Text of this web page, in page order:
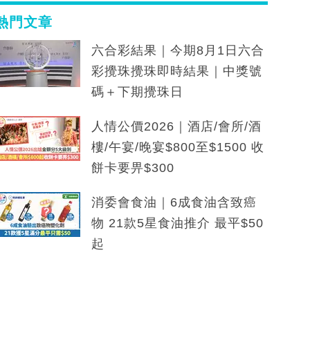
門文章
六合彩結果｜今期8月1日六合
彩攪珠攪珠即時結果｜中獎號
碼＋下期攪珠日
人情公價2026｜酒店/會所/酒
樓/午宴/晚宴$800至$1500 收
餅卡要畀$300
消委會食油｜6成食油含致癌
物 21款5星食油推介 最平$50
起